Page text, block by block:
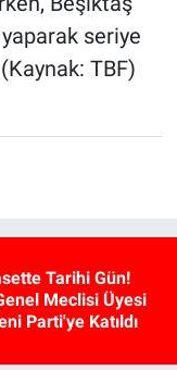
seriye
TBF)
Tarihi Gün!
Meclisi Üyesi
Parti'ye Katıldı